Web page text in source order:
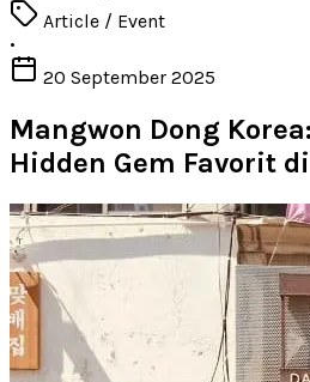
Article / Event
•
20 September 2025
Mangwon Dong
Hidden Gem Favorit